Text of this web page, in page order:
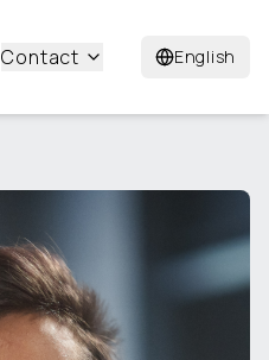
Contact English